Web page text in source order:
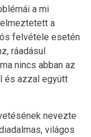
a mi
a
felvétele esetén
ráadásul
nincs abban az
és azzal együtt
nevezte
világos